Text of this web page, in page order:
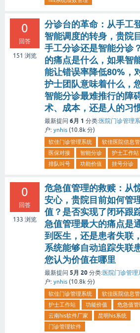
0
回答
151 浏览
分诊台的革命：从手工
智能调度的转身，贵院
手工分诊还是智能分诊
的痛点是什么，如果智
能让错误率降低80%，
护士团队意味着什么，
智能分诊最难推行的障
术、成本，还是人的习
最新提问 6月 1 分类:医院门诊管理
户: ynhis (10.8k 分)
软佳门诊管理系统
软佳医院信息
医保对接
智能分诊
护士工作站
排队叫号
功能价值 挂号分诊
0
回答
133 浏览
危急值管理的救赎：从
安心，贵院目前如何管
值？是否实现了闭环跟
急值管理最大的痛点是
到医生，还是患者失联
系统能够自动追踪失联
您认为价值在哪里
最新提问 5月 20 分类:医院门诊管理
户: ynhis (10.8k 分)
软佳门诊管理系统
软佳医院信息
护士工作站
功能价值
危急值管
云南his软件厂家
昆明his系统
门诊管理软件